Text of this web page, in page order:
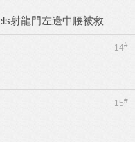
射龍門左邊中腰被救
14#
15#